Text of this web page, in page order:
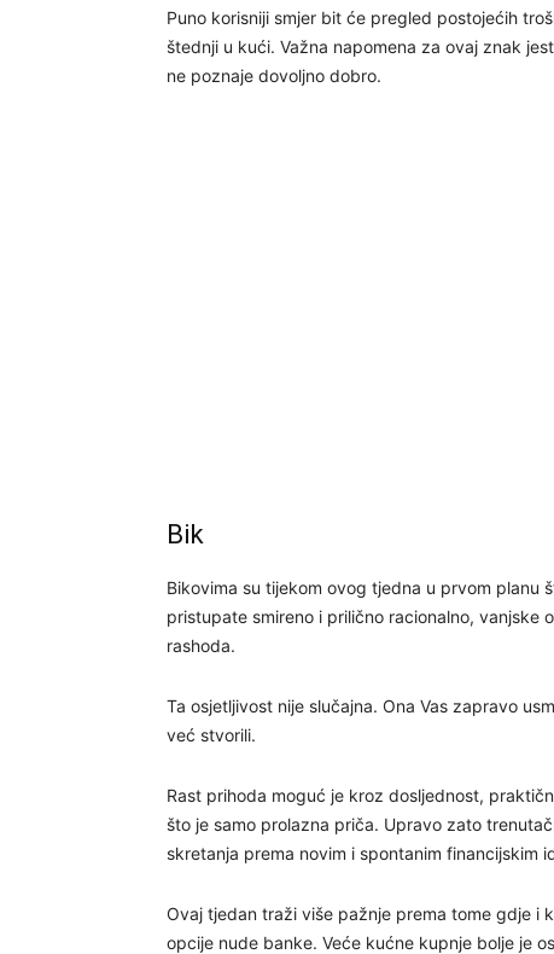
Puno korisniji smjer bit će pregled postojećih
štednji u kući. Važna napomena za ovaj znak
ne poznaje dovoljno dobro.
Bik
Bikovima su tijekom ovog tjedna u prvom planu
pristupate smireno i prilično racionalno, vanjske
rashoda.
Ta osjetljivost nije slučajna. Ona Vas zapravo
već stvorili.
Rast prihoda moguć je kroz dosljednost,
što je samo prolazna priča. Upravo zato
skretanja prema novim i spontanim financijskim
Ovaj tjedan traži više pažnje prema tome gdje i
opcije nude banke. Veće kućne kupnje bolje je